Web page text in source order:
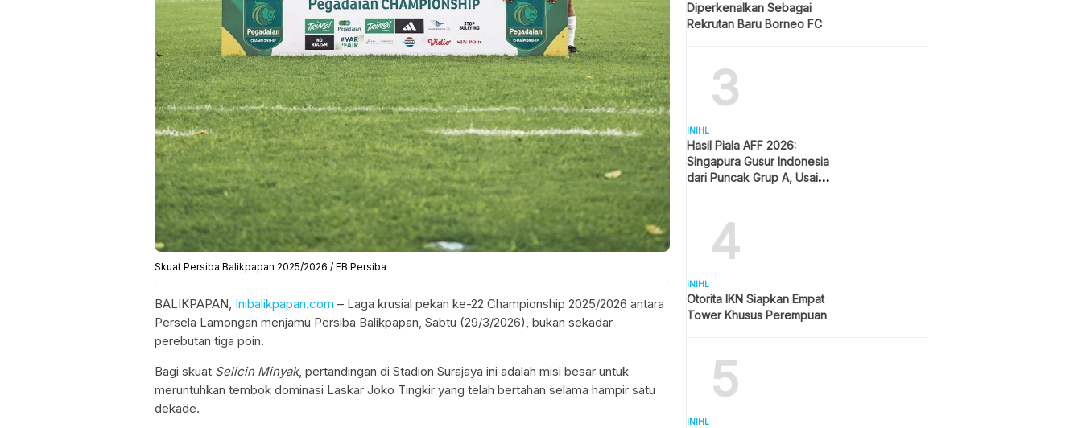
Skuat Persiba Balikpapan 2025/2026 / FB Persiba
BALIKPAPAN, Inibalikpapan.com – Laga krusial pekan ke-22 Championship 2025/2026 antara
Persela Lamongan menjamu Persiba Balikpapan, Sabtu (29/3/2026), bukan sekadar
perebutan tiga poin.
Bagi skuat Selicin Minyak, pertandingan di Stadion Surajaya ini adalah misi besar untuk
meruntuhkan tembok dominasi Laskar Joko Tingkir yang telah bertahan selama hampir satu
dekade.
Diperkenalkan Sebagai
Rekrutan Baru Borneo FC
3
INIHL
Hasil Piala AFF 2026:
Singapura Gusur Indonesia
dari Puncak Grup A, Usai
4
INIHL
Otorita IKN Siapkan Empat
Tower Khusus Perempuan
5
INIHL